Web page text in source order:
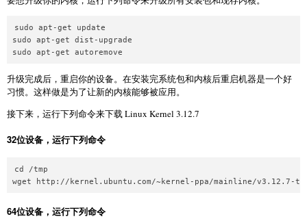
sudo apt-get update
sudo apt-get dist-upgrade
升级完成后，重启你的设备。在安装完系统包和内核后重启机器是一个好
习惯。这样做是为了让新的内核能够被应用。
接下来，运行下列命令来下载 Linux Kernel 3.12.7
32位设备，运行下列命令
cd /tmp
64位设备，运行下列命令